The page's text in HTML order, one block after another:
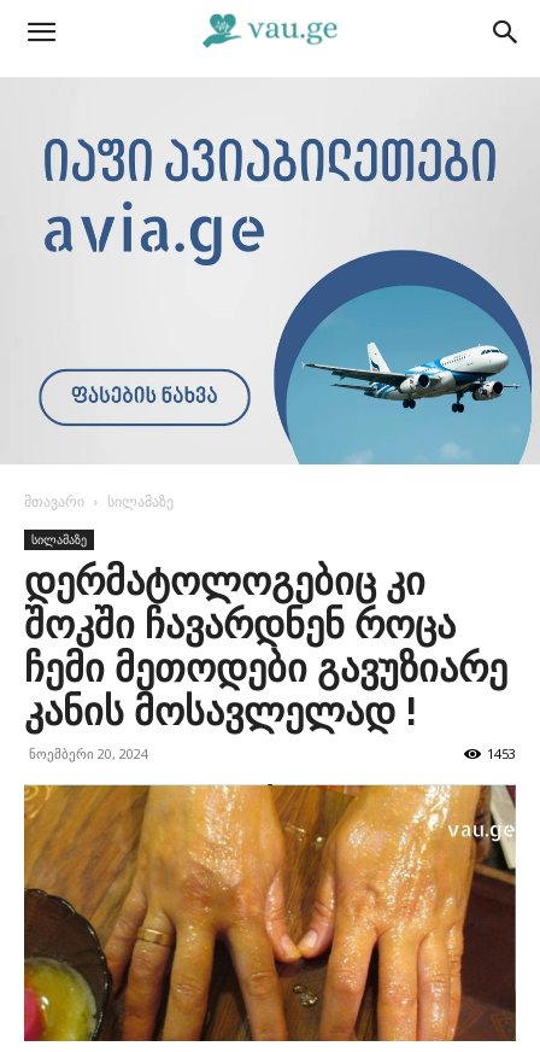
მთავარი სილამაზე
სილამაზე
დერმატოლოგებიც კი
შოკში ჩავარდნენ როცა
ჩემი მეთოდები გავუზიარე
კანის მოსავლელად !
ნოემბერი 20, 2024 1453